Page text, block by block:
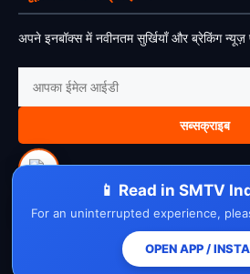
अपने इनबॉक्स में नवीनतम सुर्खियाँ और ब्रेकिंग न्यूज़
सब्सक्राइब
About UsContact Us Disclaimer
Cancellation PolicyRefund Policy
📱 Read in SMTV
For an uninterrupted experience,
OPEN APP /